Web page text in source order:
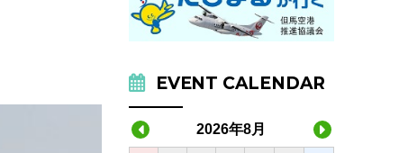
EVENT CALENDAR
2026年8月